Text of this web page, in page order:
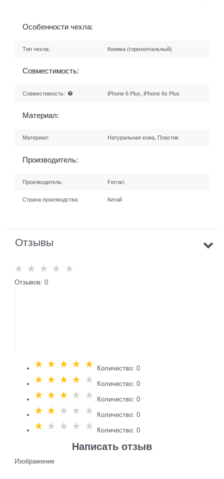
Особенности чехла:
Тип чехла: Книжка (горизонтальный)
Совместимость:
Совместимость: iPhone 6 Plus, iPhone 6s Plus
Материал:
Материал: Натуральная кожа, Пластик
Производитель:
Производитель: Ferrari
Страна производства: Китай
Отзывы
Отзывов: 0
Количество: 0
Количество: 0
Количество: 0
Количество: 0
Количество: 0
Написать отзыв
Изображение